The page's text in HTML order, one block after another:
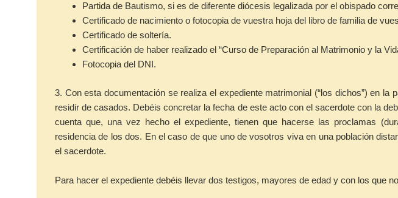
Partida de Bautismo, si es de diferente diócesis legalizada por el obispado
Certificado de nacimiento o fotocopia de vuestra hoja del libro de familia de
Certificado de soltería.
Certificación de haber realizado el “Curso de Preparación al Matrimonio y la
Fotocopia del DNI.
3. Con esta documentación se realiza el expediente matrimonial (“los dichos”) en
residir de casados. Debéis concretar la fecha de este acto con el sacerdote con la
cuenta que, una vez hecho el expediente, tienen que hacerse las proclamas
residencia de los dos. En el caso de que uno de vosotros viva en una población
el sacerdote.
Para hacer el expediente debéis llevar dos testigos, mayores de edad y con los que